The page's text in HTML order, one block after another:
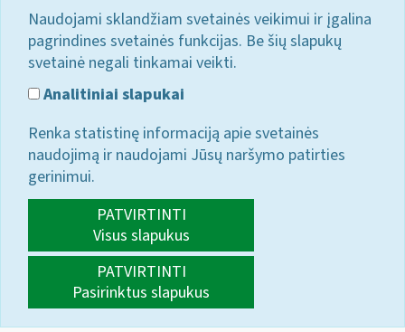
Naudojami sklandžiam svetainės veikimui ir įgalina
pagrindines svetainės funkcijas. Be šių slapukų
svetainė negali tinkamai veikti.
Analitiniai slapukai
Renka statistinę informaciją apie svetainės
naudojimą ir naudojami Jūsų naršymo patirties
gerinimui.
PATVIRTINTI
Visus slapukus
PATVIRTINTI
Pasirinktus slapukus